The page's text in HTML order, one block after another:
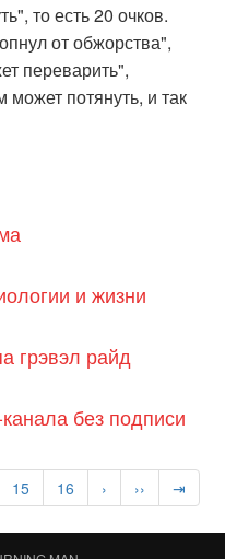
то есть 20 очков.
от обжорства",
переварить",
потянуть, и так
и жизни
грэвэл райд
без подписи
15 16 › ›› ⇥